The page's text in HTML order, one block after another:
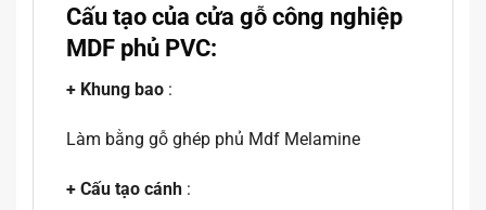
Cấu tạo của cửa gỗ công nghiệp
MDF phủ PVC:
+ Khung bao :
Làm bằng gỗ ghép phủ Mdf Melamine
+ Cấu tạo cánh :